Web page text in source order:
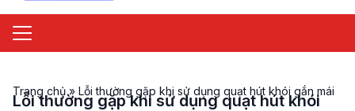
Trang chủ» Lỗi thường gặp khi sử dụng quạt hút khói gắn mái
Lỗi thường gặp khi sử dụng quạt hút khói